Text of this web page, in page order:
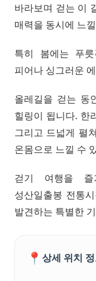
바라보며 걷는 이
매력을 동시에 느
특히 봄에는 푸
피어나 싱그러운
올레길을 걷는 동
힐링이 됩니다. 한
그리고 드넓게 펼
온몸으로 느낄 수
걷기 여행을 즐
성산일출봉 전통
발견하는 특별한
📍 상세 위치